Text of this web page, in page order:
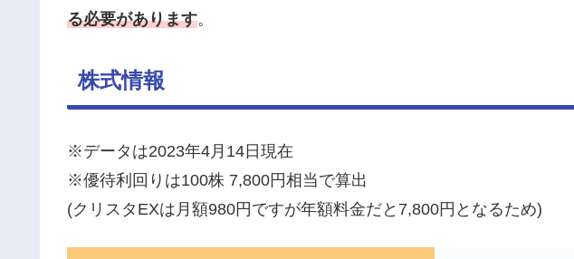
る必要があります。
株式情報
※データは2023年4月14日現在
※優待利回りは100株 7,800円相当で算出
(クリスタEXは月額980円ですが年額料金だと7,800円となるため)